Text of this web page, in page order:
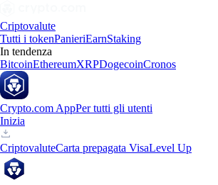
Criptovalute
Tutti i tokenPanieriEarnStaking
In tendenza
BitcoinEthereumXRPDogecoinCronos
Crypto.com AppPer tutti gli utenti
Inizia
CriptovaluteCarta prepagata VisaLevel Up